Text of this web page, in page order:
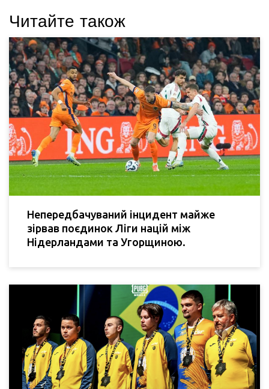
Читайте також
Непередбачуваний інцидент майже
зірвав поєдинок Ліги націй між
Нідерландами та Угорщиною.